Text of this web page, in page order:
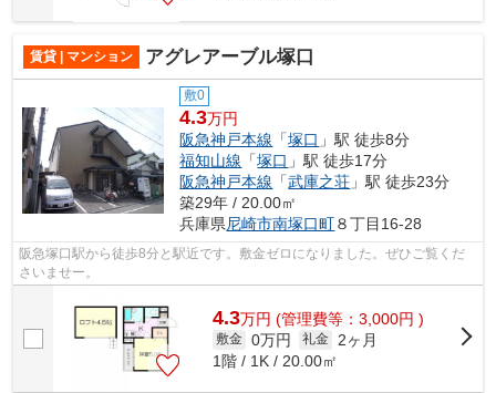
賃貸 | マンション アグレアーブル塚口
敷0
4.3万円
阪急神戸本線 「塚口 」駅 徒歩8分
福知山線 「塚口 」駅 徒歩17分
阪急神戸本線 「武庫之荘 」駅 徒歩23分
築29年 / 20.00㎡
兵庫県尼崎市南塚口町８丁目16-28
阪急塚口駅から徒歩8分と駅近です。敷金ゼロになりました。ぜひご覧くだ
さいませー。
4.3万円 (管理費等：3,000円 )
敷金 0万円 礼金
2ヶ月
1階 / 1K / 20.00㎡